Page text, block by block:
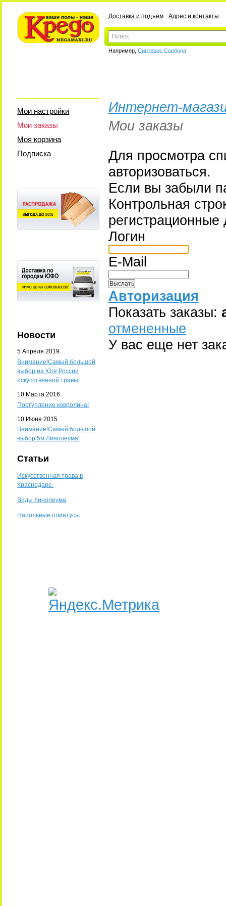
Доставка и подъем Адрес и контакты
Например, Синтерос Сорбона
Мои настройки
Мои заказы
Моя корзина
Подписка
Новости
5 Апреля 2019
Внимание!Самый большой
выбор на Юге России
искусственной травы!
10 Марта 2016
Поступление ковролина!
10 Июня 2015
Внимание!Самый большой
выбор 5м Линолеума!
Статьи
Искусственная трава в
Краснодаре.
Виды линолеума
Напольные плинтусы
Интернет-
Мои заказы
Для просмотра
авторизоваться.
Если вы забыли
Контрольная
Логин
E-Mail
Авторизация
Показать заказы:
отмененные
У вас еще нет